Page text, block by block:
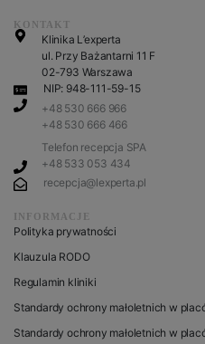
KONTAKT
Klinika L’experta
ul. Przy Bażantarni 11 F
02-793 Warszawa
NIP: 948-111-59-15
+48 530 666 966
+48 530 666 466
Telefon recepcja SPA
+48 533 053 434
recepcja@lexperta.pl
INFORMACJE
Polityka prywatności
Klauzula RODO
Regulamin kliniki
Standardy ochrony małoletnich w
Standardy ochrony małoletnich w